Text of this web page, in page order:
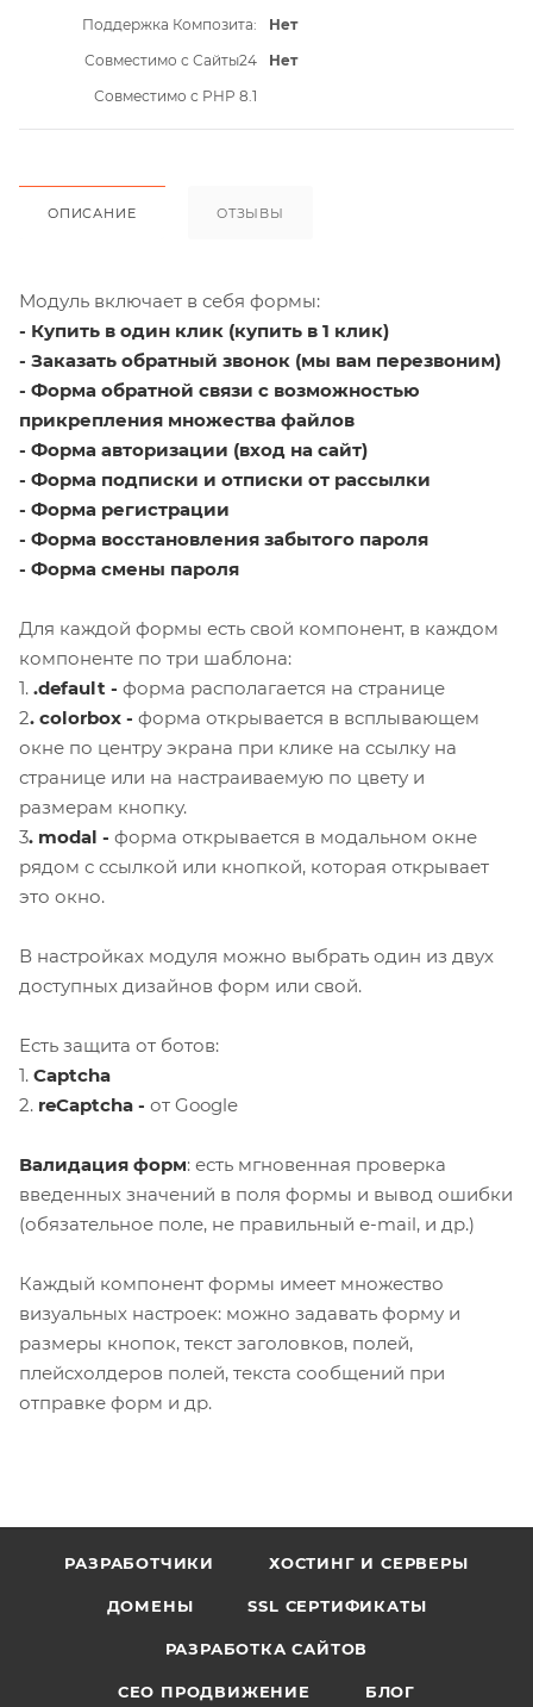
Поддержка Композита:
Нет
Совместимо с Сайты24
Нет
Совместимо с PHP 8.1
ОПИСАНИЕ ОТЗЫВЫ
Модуль включает в себя формы:
- Купить в один клик (купить в 1 клик)
- Заказать обратный звонок (мы вам перезвоним)
- Форма обратной связи с возможностью
прикрепления множества файлов
- Форма авторизации (вход на сайт)
- Форма подписки и отписки от рассылки
- Форма регистрации
- Форма восстановления забытого пароля
- Форма смены пароля
Для каждой формы есть свой компонент, в каждом
компоненте по три шаблона:
1. .default - форма располагается на странице
2. colorbox - форма открывается в всплывающем
окне по центру экрана при клике на ссылку на
странице или на настраиваемую по цвету и
размерам кнопку.
3. modal - форма открывается в модальном окне
рядом с ссылкой или кнопкой, которая открывает
это окно.
В настройках модуля можно выбрать один из двух
доступных дизайнов форм или свой.
Есть защита от ботов:
1. Captcha
2. reCaptcha - от Google
Валидация форм: есть мгновенная проверка
введенных значений в поля формы и вывод ошибки
(обязательное поле, не правильный e-mail, и др.)
Каждый компонент формы имеет множество
визуальных настроек: можно задавать форму и
размеры кнопок, текст заголовков, полей,
плейсхолдеров полей, текста сообщений при
отправке форм и др.
РАЗРАБОТЧИКИ ХОСТИНГ И СЕРВЕРЫ
ДОМЕНЫ SSL СЕРТИФИКАТЫ
РАЗРАБОТКА САЙТОВ
СЕО ПРОДВИЖЕНИЕ БЛОГ